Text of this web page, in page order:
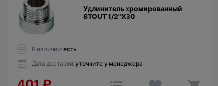
Удлинитель хромированный
STOUT 1/2"X30
В наличии: есть
Дата доставки: уточните у менеджера